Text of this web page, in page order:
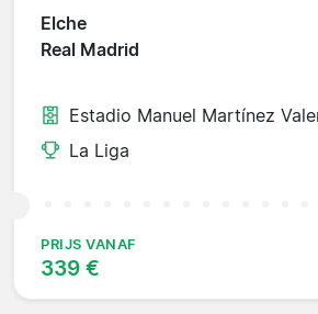
Elche
Real Madrid
Estadio Manuel Martínez
La Liga
PRIJS VANAF
339 €